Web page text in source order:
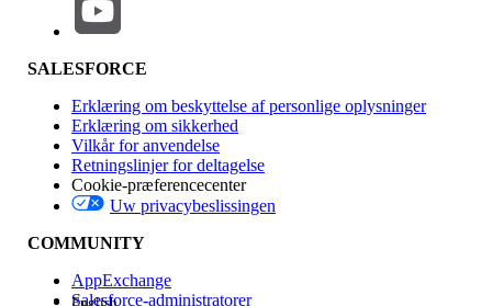
Funktionspåvirkning
Version
SALESFORCE
Erklæring om beskyttelse af personlige oplysninger
Erklæring om sikkerhed
Vilkår for anvendelse
Retningslinjer for deltagelse
Cookie-præferencecenter
Uw privacybeslissingen
COMMUNITY
AppExchange
Salesforce-administratorer
English